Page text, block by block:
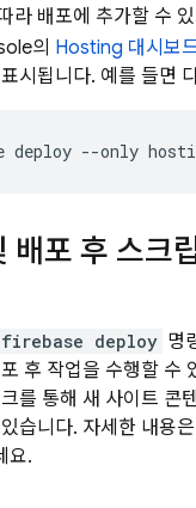
라 배포에 추가할 수
의 Hosting 대시보
시됩니다. 예를 들면
deploy --only
배포 후 스크
firebase deploy 명
후 작업을 수행할 수
를 통해 새 사이트 콘
습니다. 자세한 내용은
요.